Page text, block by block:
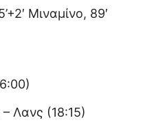
Μιναμίνο, 89′
Λανς (18:15)